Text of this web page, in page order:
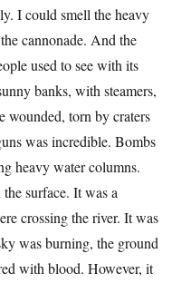
I could smell the heavy
cannonade. And the
used to see with its
banks, with steamers,
wounded, torn by craters
was incredible. Bombs
heavy water columns.
surface. It was a
crossing the river. It was
was burning, the ground
with blood. However, it